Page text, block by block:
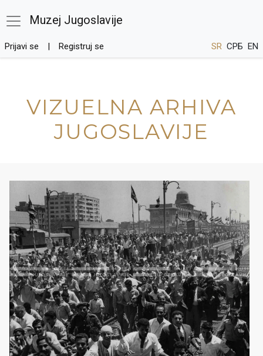
Muzej Jugoslavije
Prijavi se Registruj se SR СРБ EN
VIZUELNA ARHIVA
JUGOSLAVIJE